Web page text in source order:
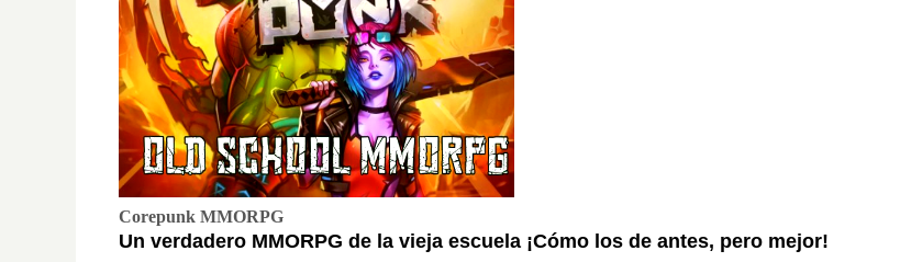
Corepunk MMORPG
Un verdadero MMORPG de la vieja escuela ¡Cómo los de antes, pero mejor!